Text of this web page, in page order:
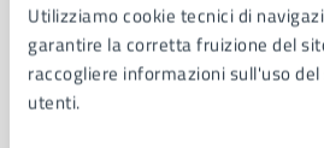
Utilizziamo cookie tecnici di
garantire la corretta fruizione del
raccogliere informazioni sull'uso
utenti.
AMMINISTRAZIONE
Aree amministrative
Organi di governo